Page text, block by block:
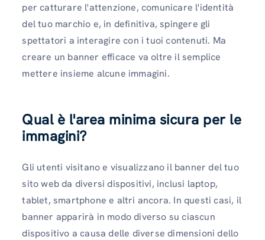
per catturare l'attenzione, comunicare l'identità
del tuo marchio e, in definitiva, spingere gli
spettatori a interagire con i tuoi contenuti. Ma
creare un banner efficace va oltre il semplice
mettere insieme alcune immagini.
Qual è l'area minima sicura per le
immagini?
Gli utenti visitano e visualizzano il banner del tuo
sito web da diversi dispositivi, inclusi laptop,
tablet, smartphone e altri ancora. In questi casi, il
banner apparirà in modo diverso su ciascun
dispositivo a causa delle diverse dimensioni dello